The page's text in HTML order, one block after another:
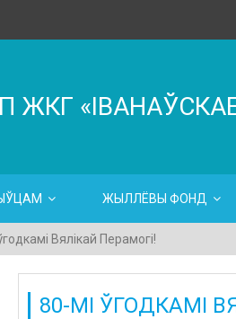
ЖКГ
ЖЫЛЛЁВЫ ФОНД
Вялікай Перамогі!
80-МІ ЎГОДКАМІ